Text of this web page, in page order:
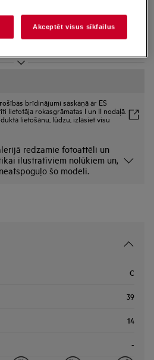
mašīnas groziem slīdēt bez
brīdinājumi saskaņā ar ES
lietotāja rokasgrāmatas I un II nodaļā.
lietošanu, lūdzu, izlasiet visu
redzamie fotoattēli un
ilustratīviem nolūkiem un,
šo modeli.
C
39
14
-
Akceptēt visus sīkfailus